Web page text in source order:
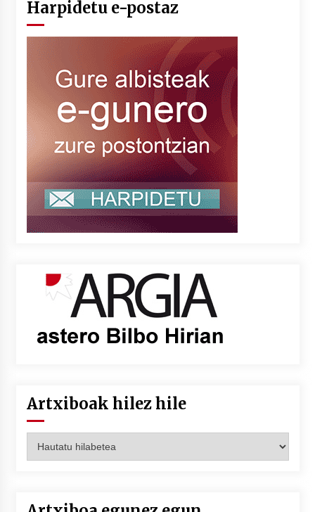
Harpidetu e-postaz
Artxiboak hilez hile
hilez